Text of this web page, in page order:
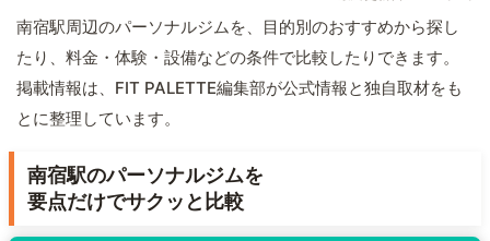
南宿駅周辺のパーソナルジムを、目的別のおすすめから探し
たり、料金・体験・設備などの条件で比較したりできます。
掲載情報は、FIT PALETTE編集部が公式情報と独自取材をも
とに整理しています。
南宿駅のパーソナルジムを
要点だけでサクッと比較